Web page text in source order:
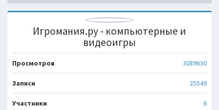
Игромания.ру - компьютерные и
видеоигры
Просмотров 3089630
Записи 25549
Участники 6